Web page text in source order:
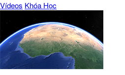
Vídeos Khóa Học